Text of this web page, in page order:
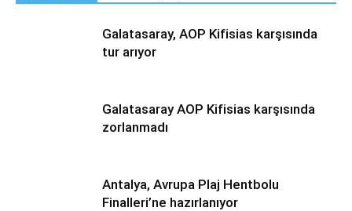
Galatasaray, AOP Kifisias karşısında
tur arıyor
Galatasaray AOP Kifisias karşısında
zorlanmadı
Antalya, Avrupa Plaj Hentbolu
Finalleri’ne hazırlanıyor